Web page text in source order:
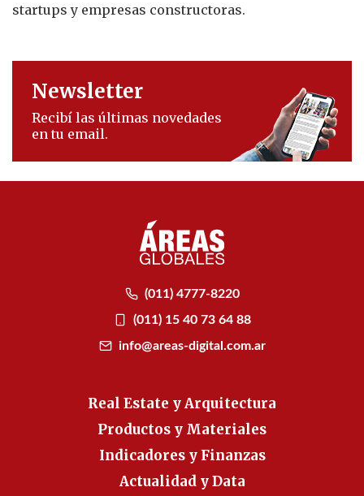
startups y empresas constructoras.
Newsletter
Recibí las últimas novedades
en tu email.
(011) 4777-8220
(011) 15 40 73 64 88
info@areas-digital.com.ar
Real Estate y Arquitectura
Productos y Materiales
Indicadores y Finanzas
Actualidad y Data